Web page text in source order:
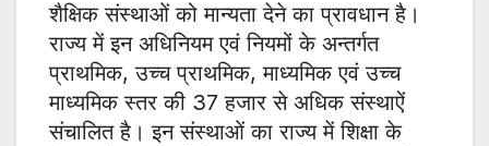
शैक्षिक संस्थाओं को मान्यता देने का प्रावधान है।
राज्य में इन अधिनियम एवं नियमों के अन्तर्गत
प्राथमिक, उच्च प्राथमिक, माध्यमिक एवं उच्च
माध्यमिक स्तर की 37 हजार से अधिक संस्थाऐं
संचालित है। इन संस्थाओं का राज्य में शिक्षा के